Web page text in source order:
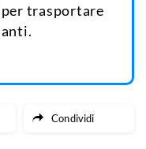
per trasportare
Condividi